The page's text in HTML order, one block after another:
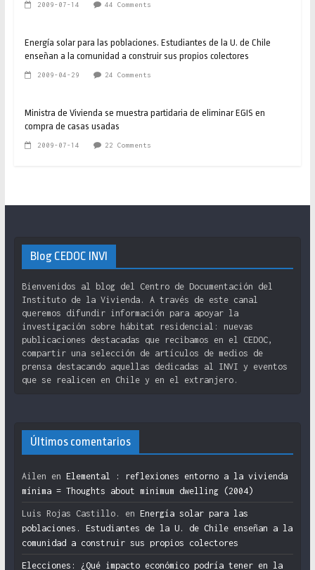
2009-07-14 44 Comments
Energía solar para las poblaciones. Estudiantes de la U. de Chile
enseñan a la comunidad a construir sus propios colectores
2009-04-29 24 Comments
Ministra de Vivienda se muestra partidaria de eliminar EGIS en
compra de casas usadas
2009-07-14 22 Comments
Blog CEDOC INVI
Bienvenidos al blog del Centro de Documentación del
Instituto de la Vivienda. A través de este canal
queremos difundir información para apoyar la
investigación sobre hábitat residencial: nuevas
publicaciones destacadas que recibamos en el CEDOC,
compartir una selección de artículos de medios de
prensa destacando aquellas dedicadas al INVI y eventos
que se realicen en Chile y en el extranjero.
Últimos comentarios
Ailen en Elemental : reflexiones entorno a la vivienda
mínima = Thoughts about minimum dwelling (2004)
Luis Rojas Castillo. en Energía solar para las
poblaciones. Estudiantes de la U. de Chile enseñan a la
comunidad a construir sus propios colectores
Elecciones: ¿Qué impacto económico podría tener en la